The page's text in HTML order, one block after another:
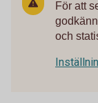
För att
och